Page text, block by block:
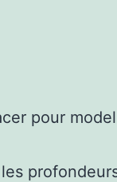
pour